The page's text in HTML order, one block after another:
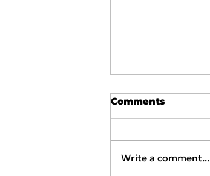
Comments
Write a comment...